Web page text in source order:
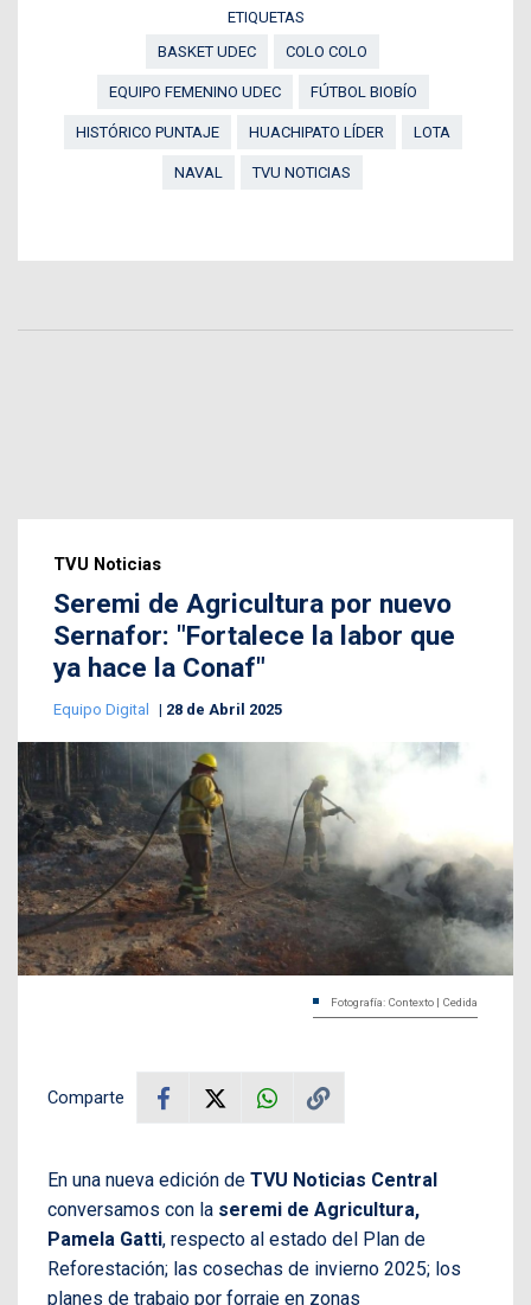
ETIQUETAS
BASKET UDEC
COLO COLO
EQUIPO FEMENINO UDEC FÚTBOL BIOBÍO
HISTÓRICO PUNTAJE HUACHIPATO LÍDER LOTA
NAVAL TVU NOTICIAS
TVU Noticias
Seremi de Agricultura por nuevo
Sernafor: "Fortalece la labor que
ya hace la Conaf"
Equipo Digital 28 de Abril 2025
Fotografía: Contexto | Cedida
Comparte
En una nueva edición de TVU Noticias Central
conversamos con la seremi de Agricultura,
Pamela Gatti, respecto al estado del Plan de
Reforestación; las cosechas de invierno 2025; los
planes de trabajo por forraje en zonas